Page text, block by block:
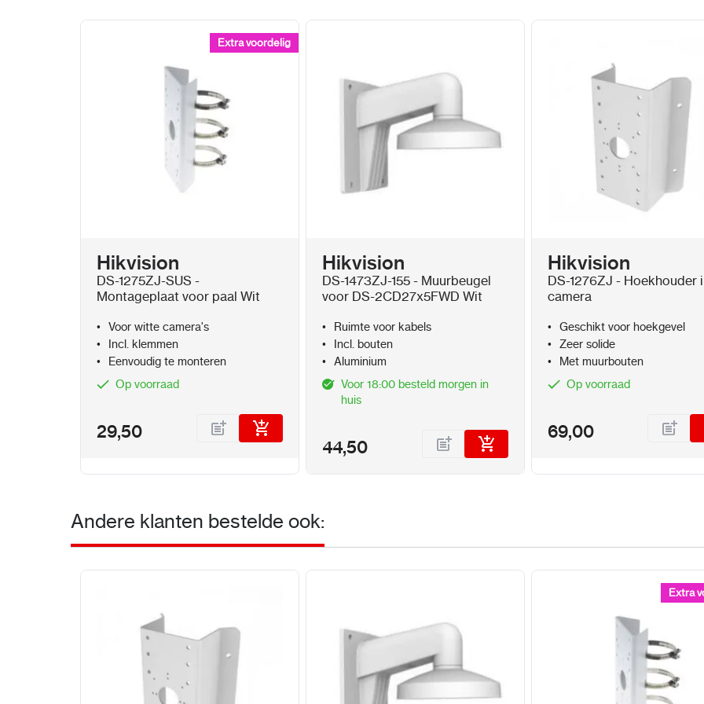
Extra voordelig
Extra voordelig
Hikvision
DS-1275ZJ-SUS -
Montageplaat voor paal Wit
Voor witte camera's
Incl. klemmen
Eenvoudig te monteren
Op voorraad
29,50
Hikvision
DS-1473ZJ-155 - Muurbeugel
voor DS-2CD27x5FWD Wit
Ruimte voor kabels
Incl. bouten
Aluminium
Voor 18:00 besteld morgen in
huis
44,50
Hikvision
DS-1276ZJ - Hoekhouder
camera
Geschikt voor hoekgevel
Zeer solide
Met muurbouten
Op voorraad
69,00
Andere klanten bestelde ook:
Extra
Extra